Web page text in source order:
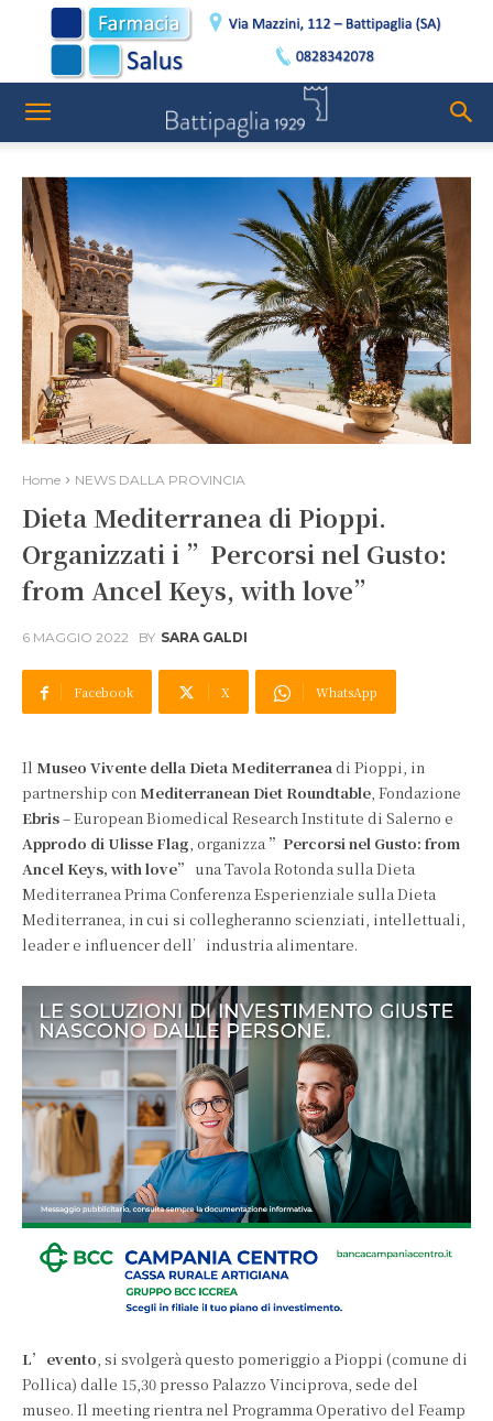
Home NEWS DALLA PROVINCIA
Dieta Mediterranea di Pioppi.
Organizzati i ”Percorsi nel Gusto:
from Ancel Keys, with love”
6 MAGGIO 2022 BY SARA GALDI
Facebook X WhatsApp
Il Museo Vivente della Dieta Mediterraneadi Pioppi, in
partnership conMediterranean Diet Roundtable, Fondazione
Ebris– European Biomedical Research Institute di Salerno e
Approdo di Ulisse Flag, organizza ”Percorsi nel Gusto: from
Ancel Keys, with love” una Tavola Rotonda sulla Dieta
Mediterranea Prima Conferenza Esperienziale sulla Dieta
Mediterranea, in cui si collegheranno scienziati, intellettuali,
leader e influencer dell’industria alimentare.
L’evento, si svolgerà questo pomeriggio a Pioppi (comune di
Pollica) dalle 15,30 presso Palazzo Vinciprova, sede del
museo. Il meeting rientra nel Programma Operativo del Feamp